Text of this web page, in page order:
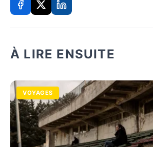
À LIRE ENSUITE
VOYAGES